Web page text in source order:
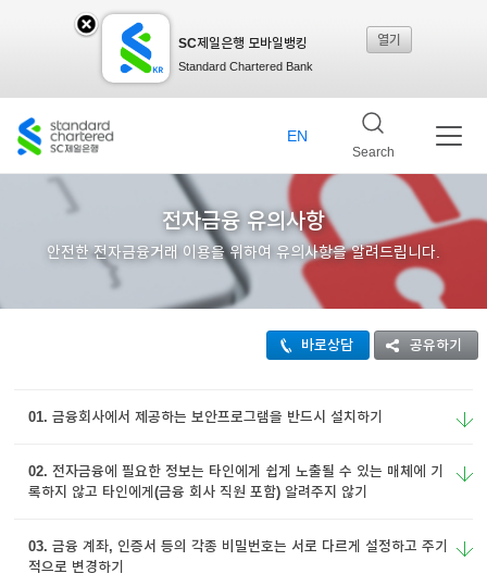
SC제일은행 모바일뱅킹
Standard Chartered Bank
열기
제일
Search
EN
전자금융 유의사항
안전한 전자금융거래 이용을 위하여 유의사항을 알려드립니다.
바로상담 공유하기
01. 금융회사에서 제공하는 보안프로그램을 반드시 설치하기
02. 전자금융에 필요한 정보는 타인에게 쉽게 노출될 수 있는 매체에 기
록하지 않고 타인에게 (금융 회사 직원 포함) 알려주지 않기
03. 금융 계좌, 인증서 등의 각종 비밀번호는 서로 다르게 설정하고 주기
적으로 변경하기